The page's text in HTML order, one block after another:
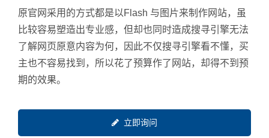
原官网采用的方式都是以Flash 与图片来制作网站，虽
比较容易塑造出专业感，但却也同时造成搜寻引擎无法
了解网页原意内容为何，因此不仅搜寻引擎看不懂，买
主也不容易找到，所以花了预算作了网站，却得不到预
期的效果。
立即询问